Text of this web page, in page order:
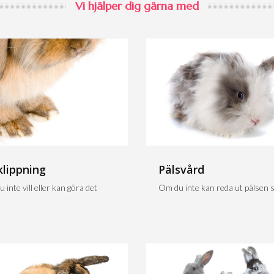
Vi hjälper dig gärna med
inte vill eller kan göra det
Pälsvård
Om du inte kan reda ut pälsen